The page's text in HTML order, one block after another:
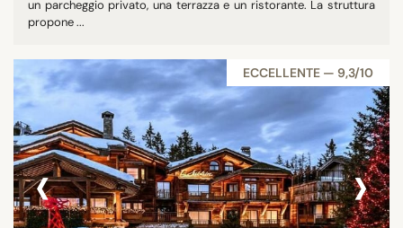
un parcheggio privato, una terrazza e un ristorante. La struttura
propone ...
ECCELLENTE — 9,3/10
‹ ›